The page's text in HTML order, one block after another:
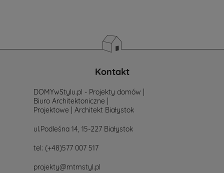
Kontakt
DOMYwStylu.pl - Projekty domów |
Biuro Architektoniczne |
Projektowe | Architekt Białystok
ul.Podleśna 14, 15-227 Białystok
tel: (+48)577 007 517
projekty@mtmstyl.pl